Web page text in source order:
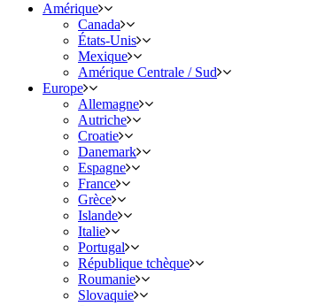
Amérique
Canada
États-Unis
Mexique
Amérique Centrale / Sud
Europe
Allemagne
Autriche
Croatie
Danemark
Espagne
France
Grèce
Islande
Italie
Portugal
République tchèque
Roumanie
Slovaquie